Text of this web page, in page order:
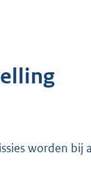
worden bij